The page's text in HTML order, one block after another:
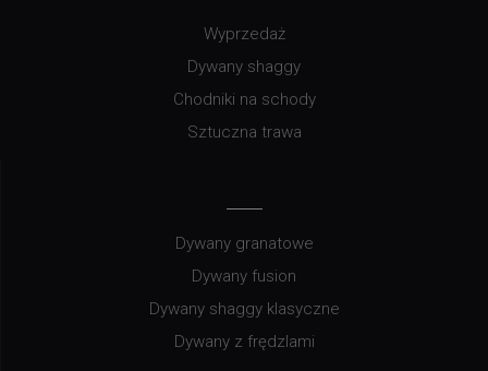
Wyprzedaż
Dywany shaggy
Chodniki na schody
Sztuczna trawa
Dywany granatowe
Dywany fusion
Dywany shaggy klasyczne
Dywany z frędzlami